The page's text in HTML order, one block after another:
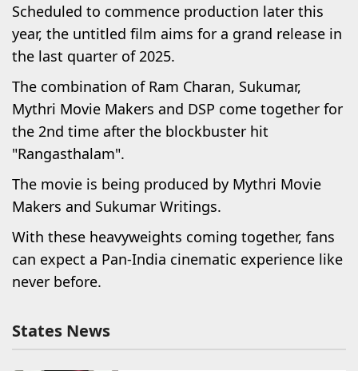
Scheduled to commence production later this
year, the untitled film aims for a grand release in
the last quarter of 2025.
The combination of Ram Charan, Sukumar,
Mythri Movie Makers and DSP come together for
the 2nd time after the blockbuster hit
"Rangasthalam".
The movie is being produced by Mythri Movie
Makers and Sukumar Writings.
With these heavyweights coming together, fans
can expect a Pan-India cinematic experience like
never before.
States News